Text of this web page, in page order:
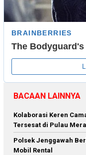
BACAAN LAINNYA
Kolaborasi Keren
Tersesat di Pulau
Polsek Jenggawah
Mobil Rental